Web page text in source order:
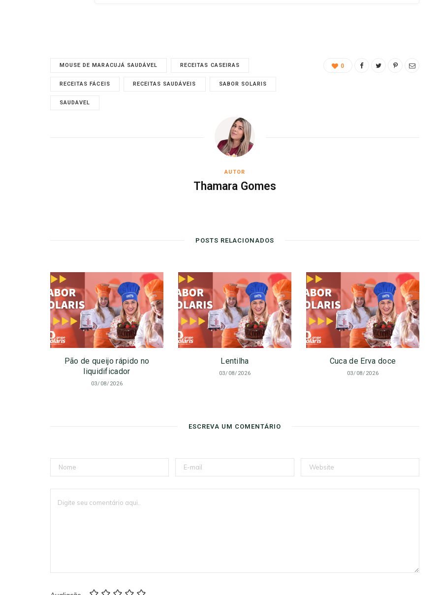
MOUSE DE MARACUJÁ SAUDÁVEL RECEITAS CASEIRAS
RECEITAS FÁCEIS RECEITAS SAUDÁVEIS SABOR SOLARIS
SAUDAVEL
0
AUTOR
Thamara Gomes
POSTS RELACIONADOS
Pão de queijo rápido no
liquidificador
03/08/2026
Lentilha
03/08/2026
Cuca de Erva doce
03/08/2026
ESCREVA UM COMENTÁRIO